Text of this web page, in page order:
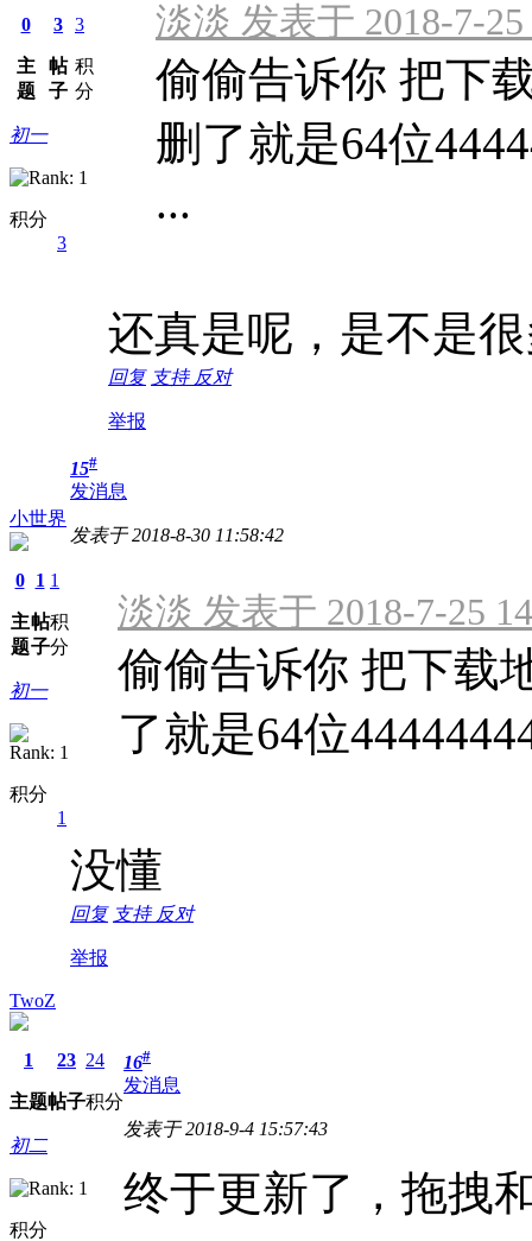
0
主
题
3
帖
子
3
积
分
初一
积分
3
淡淡 发表于 2018-7-25
偷偷告诉你 把下
删了就是64位
...
还真是呢，是不是
回复 支持 反对
举报
小世界
0
主
题
1
帖
子
1
积
分
初一
积分
1
15#
发消息
发表于 2018-8-30 11:58:42
淡淡 发表于 2018-7-25
偷偷告诉你 把下载
了就是64位
没懂
回复 支持 反对
举报
TwoZ
1
主题
23
帖子
24
积分
初二
积分
16#
发消息
发表于 2018-9-4 15:57:43
终于更新了，拖拽